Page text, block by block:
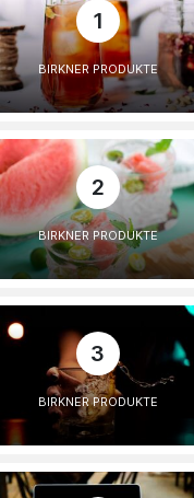
1
BIRKNER PRODUKTE
2
BIRKNER PRODUKTE
3
BIRKNER PRODUKTE